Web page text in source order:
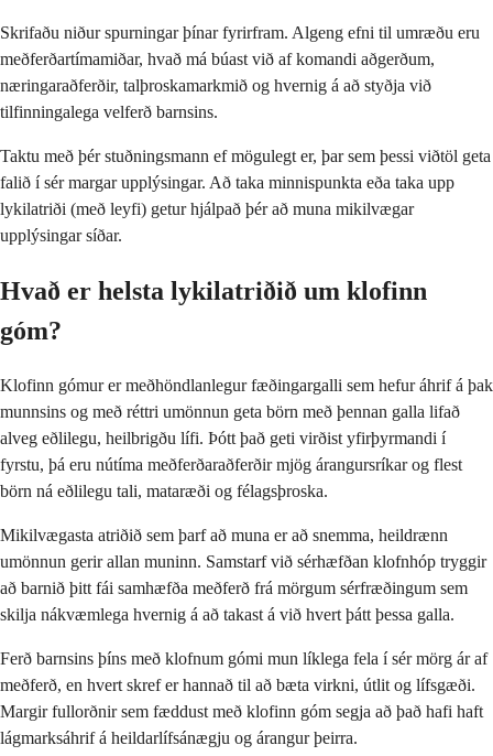
Skrifaðu niður spurningar þínar fyrirfram. Algeng efni til umræðu eru
meðferðartímamiðar, hvað má búast við af komandi aðgerðum,
næringaraðferðir, talþroskamarkmið og hvernig á að styðja við
tilfinningalega velferð barnsins.
Taktu með þér stuðningsmann ef mögulegt er, þar sem þessi viðtöl geta
falið í sér margar upplýsingar. Að taka minnispunkta eða taka upp
lykilatriði (með leyfi) getur hjálpað þér að muna mikilvægar
upplýsingar síðar.
Hvað er helsta lykilatriðið um klofinn
góm?
Klofinn gómur er meðhöndlanlegur fæðingargalli sem hefur áhrif á þak
munnsins og með réttri umönnun geta börn með þennan galla lifað
alveg eðlilegu, heilbrigðu lífi. Þótt það geti virðist yfirþyrmandi í
fyrstu, þá eru nútíma meðferðaraðferðir mjög árangursríkar og flest
börn ná eðlilegu tali, mataræði og félagsþroska.
Mikilvægasta atriðið sem þarf að muna er að snemma, heildrænn
umönnun gerir allan muninn. Samstarf við sérhæfðan klofnhóp tryggir
að barnið þitt fái samhæfða meðferð frá mörgum sérfræðingum sem
skilja nákvæmlega hvernig á að takast á við hvert þátt þessa galla.
Ferð barnsins þíns með klofnum gómi mun líklega fela í sér mörg ár af
meðferð, en hvert skref er hannað til að bæta virkni, útlit og lífsgæði.
Margir fullorðnir sem fæddust með klofinn góm segja að það hafi haft
lágmarksáhrif á heildarlífsánægju og árangur þeirra.